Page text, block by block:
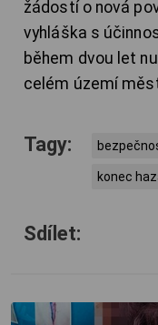
žádostí o nová
vyhláška s
během dvou let
celém území
Tagy:
konec
Sdílet: